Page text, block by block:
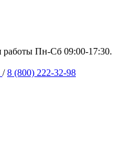
работы Пн-Сб 09:00-17:30.
/ 8 (800) 222-32-98